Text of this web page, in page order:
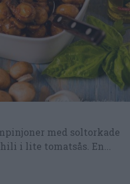
med soltorkade
i lite tomatsås. En...